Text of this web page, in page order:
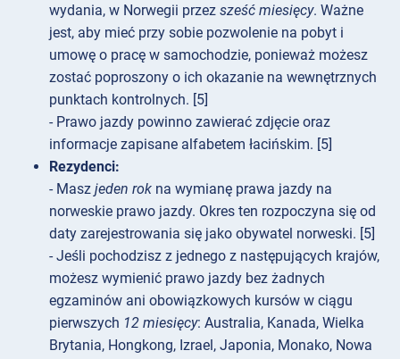
wydania, w Norwegii przez sześć miesięcy. Ważne
jest, aby mieć przy sobie pozwolenie na pobyt i
umowę o pracę w samochodzie, ponieważ możesz
zostać poproszony o ich okazanie na wewnętrznych
punktach kontrolnych. [5]
- Prawo jazdy powinno zawierać zdjęcie oraz
informacje zapisane alfabetem łacińskim. [5]
Rezydenci:
- Masz jeden rok na wymianę prawa jazdy na
norweskie prawo jazdy. Okres ten rozpoczyna się od
daty zarejestrowania się jako obywatel norweski. [5]
- Jeśli pochodzisz z jednego z następujących krajów,
możesz wymienić prawo jazdy bez żadnych
egzaminów ani obowiązkowych kursów w ciągu
pierwszych 12 miesięcy: Australia, Kanada, Wielka
Brytania, Hongkong, Izrael, Japonia, Monako, Nowa